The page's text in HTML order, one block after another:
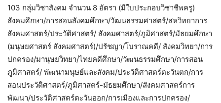
103 กลุ่มวิชาสังคม จำนวน 8 อัตรา (มีใบประกอบวิชาชีพครู)
สังคมศึกษา/การสอนสังคมศึกษา/วัฒนธรรมศาสตร์/สหวิทยาการ
สังคมศาสตร์/ประวัติศาสตร์/ สังคมศาสตร์/ภูมิศาสตร์/มัธยมศึกษา
(มนุษยศาสตร์ สังคมศาสตร์)/ปรัชญา/โบราณคดี/ สังคมวิทยา/การ
ปกครอง/มานุษยวิทยา/ไทยคดีศึกษา/วัฒนธรรมศึกษา/การสอน
ภูมิศาสตร์/ พัฒนามนุษย์และสังคม/ประวัติศาสตร์ตะวันตก/การ
สอนประวัติศาสตร์/ภูมิศาสตร์-มัธยมศึกษา/สังคมศาสตร์การ
พัฒนา/ประวัติศาสตร์ตะวันออก/การเมืองและการปกครอง/